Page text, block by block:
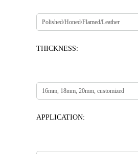
THICKNESS:
APPLICATION: